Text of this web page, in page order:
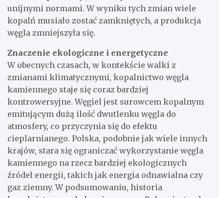
unijnymi normami. W wyniku tych zmian wiele
kopalń musiało zostać zamkniętych, a produkcja
węgla zmniejszyła się.
Znaczenie ekologiczne i energetyczne
W obecnych czasach, w kontekście walki z
zmianami klimatycznymi, kopalnictwo węgla
kamiennego staje się coraz bardziej
kontrowersyjne. Węgiel jest surowcem kopalnym
emitującym dużą ilość dwutlenku węgla do
atmosfery, co przyczynia się do efektu
cieplarnianego. Polska, podobnie jak wiele innych
krajów, stara się ograniczać wykorzystanie węgla
kamiennego na rzecz bardziej ekologicznych
źródeł energii, takich jak energia odnawialna czy
gaz ziemny. W podsumowaniu, historia